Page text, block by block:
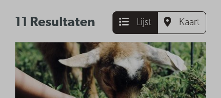
11 Resultaten Lijst Kaart